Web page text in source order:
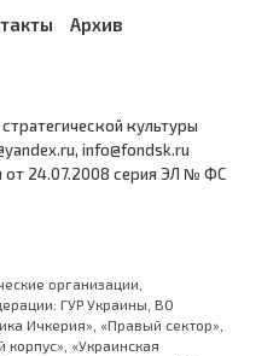
Архив
культуры
info@fondsk.ru
от 24.07.2008 серия ЭЛ № ФС
организации,
ГУР Украины, ВО
Ичкерия», «Правый сектор»,
корпус», «Украинская